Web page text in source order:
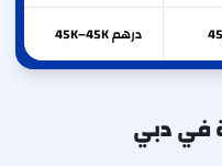
درهم 45K–45K
في دبي